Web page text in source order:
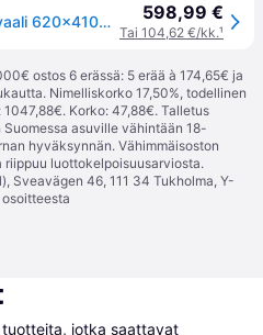
vidaXL Uima-altaan kupoli ovaali 620x410x205 cm 598,99 €
Tai 104,62 €/kk.¹
ostos 6 erässä: 5 erää à 174,65€ ja
Nimelliskorko 17,50%, todellinen
Korko: 47,88€. Talletus
asuville vähintään 18-
hyväksynnän. Vähimmäisoston
riippuu luottokelpoisuusarviosta.
Sveavägen 46, 111 34 Tukholma, Y-
jotka saattavat